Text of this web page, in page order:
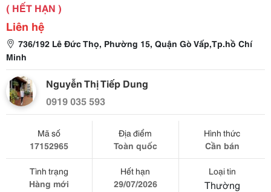
( HẾT HẠN )
Liên hệ
736/192 Lê Đức Thọ, Phường 15, Quận Gò Vấp,Tp.hồ Chí
Minh
Nguyễn Thị Tiếp Dung
0919 035 593
Mã số
17152965
Địa điểm
Toàn quốc
Hình thức
Cần bán
Tình trạng
Hàng mới
Hết hạn
29/07/2026
Loại tin
Thường